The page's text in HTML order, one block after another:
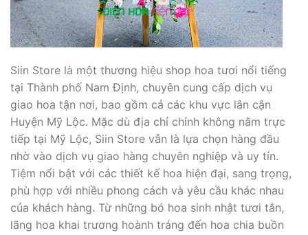
Siin Store là một thương hiệu shop hoa tươi nổi tiếng
tại Thành phố Nam Định, chuyên cung cấp dịch vụ
giao hoa tận nơi, bao gồm cả các khu vực lân cận
Huyện Mỹ Lộc. Mặc dù địa chỉ chính không nằm trực
tiếp tại Mỹ Lộc, Siin Store vẫn là lựa chọn hàng đầu
nhờ vào dịch vụ giao hàng chuyên nghiệp và uy tín.
Tiệm nổi bật với các thiết kế hoa hiện đại, sang trọng,
phù hợp với nhiều phong cách và yêu cầu khác nhau
của khách hàng. Từ những bó hoa sinh nhật tươi tắn,
lãng hoa khai trương hoành tráng đến hoa chia buồn